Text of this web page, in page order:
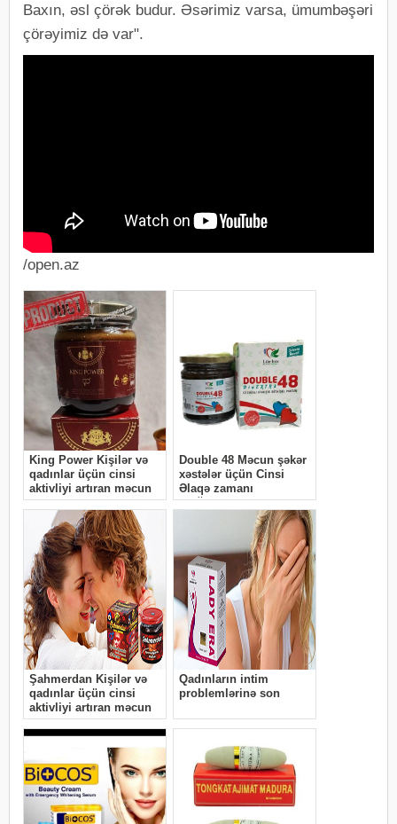
Baxın, əsl çörək budur. Əsərimiz varsa, ümumbəşəri
çörəyimiz də var".
/open.az